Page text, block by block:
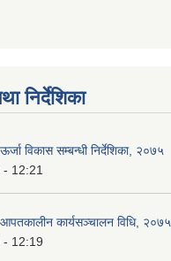
निर्देशिका
विकास सम्बन्धी निर्देशिका, २०७५
12:21
कार्यसञ्चालन विधि, २०७५
- 12:19